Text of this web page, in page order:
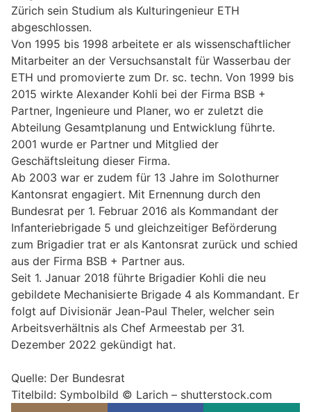
Zürich sein Studium als Kulturingenieur ETH
abgeschlossen.
Von 1995 bis 1998 arbeitete er als wissenschaftlicher
Mitarbeiter an der Versuchsanstalt für Wasserbau der
ETH und promovierte zum Dr. sc. techn. Von 1999 bis
2015 wirkte Alexander Kohli bei der Firma BSB +
Partner, Ingenieure und Planer, wo er zuletzt die
Abteilung Gesamtplanung und Entwicklung führte.
2001 wurde er Partner und Mitglied der
Geschäftsleitung dieser Firma.
Ab 2003 war er zudem für 13 Jahre im Solothurner
Kantonsrat engagiert. Mit Ernennung durch den
Bundesrat per 1. Februar 2016 als Kommandant der
Infanteriebrigade 5 und gleichzeitiger Beförderung
zum Brigadier trat er als Kantonsrat zurück und schied
aus der Firma BSB + Partner aus.
Seit 1. Januar 2018 führte Brigadier Kohli die neu
gebildete Mechanisierte Brigade 4 als Kommandant. Er
folgt auf Divisionär Jean-Paul Theler, welcher sein
Arbeitsverhältnis als Chef Armeestab per 31.
Dezember 2022 gekündigt hat.
Quelle: Der Bundesrat
Titelbild: Symbolbild © Larich – shutterstock.com